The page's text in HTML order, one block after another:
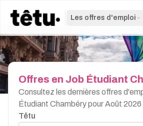
Les offres d'emploi
Offres en Job Étudiant
Consultez les dernières offres
Étudiant Chambéry pour Août 2026
Têtu
Rechercher par job, mot-clé ou